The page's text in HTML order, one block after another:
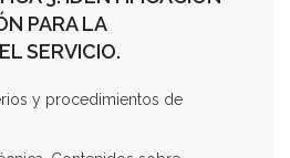
PARA LA
SERVICIO.
y procedimientos de